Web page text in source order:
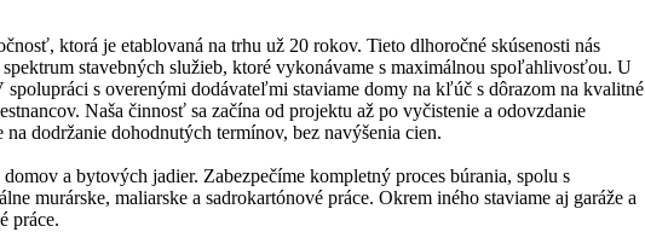
ktorá je etablovaná na trhu už 20 rokov. Tieto dlhoročné skúsenosti nás
stavebných služieb, ktoré vykonávame s maximálnou spoľahlivosťou. U
spolupráci s overenými dodávateľmi staviame domy na kľúč s dôrazom na kvalitné
Naša činnosť sa začína od projektu až po vyčistenie a odovzdanie
dodržanie dohodnutých termínov, bez navýšenia cien.
a bytových jadier. Zabezpečíme kompletný proces búrania, spolu s
murárske, maliarske a sadrokartónové práce. Okrem iného staviame aj garáže a
práce.